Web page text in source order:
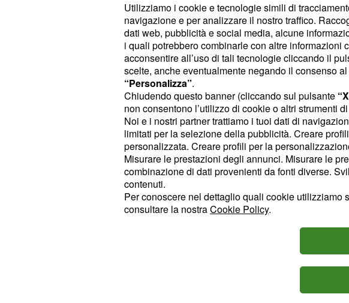
Ciclismo, nel World Tour oltre i
diecimila euro mensili
I risultati del sondaggio condotto daSporta Union
confermato il divario abissale nelle retribuzioni tra i
che militano nelle squadreWorld Toure tutto il
livelli davvero minimi se si considera solo la
Continental, la terza del ciclismo.
Lo stipendio medio del centinaio di corridori che ha
partecipato alla ricerca è di circaquattromila euro
mensili.Chi arriva al World Tour, anche senza avere
ruolo di primo piano nella propria squadra, può
delle retribuzioni interessanti. Gran parte dei
hanno partecipato al sondaggio e che militano nella
stipendio superiore ai diecimila euro mensili.
Utilizziamo i cookie e tecnologie simili di
navigazione e per analizzare il nostro traffico.
dati web, pubblicità e social media, alcune
i quali potrebbero combinarle con altre
acconsentire all’uso di tali tecnologie cliccando il
scelte, anche eventualmente negando il consenso
“Personalizza”.
Chiudendo questo banner (cliccando sul pulsante
non consentono l’utilizzo di cookie o altri strumenti
Noi e i nostri partner trattiamo i tuoi dati di
limitati per la selezione della pubblicità. Creare
personalizzata. Creare profili per la
Misurare le prestazioni degli annunci. Misurare le
combinazione di dati provenienti da fonti diverse.
contenuti.
Per conoscere nel dettaglio quali cookie utilizziamo
consultare la nostraCookie Policy.